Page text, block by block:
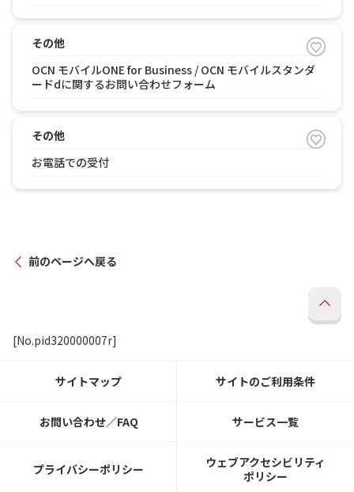
その他
OCN モバイルONE for Business / OCN モバイルスタンダ
ードdに関するお問い合わせフォーム
その他
お電話での受付
前のページへ戻る
[No.pid320000007r]
サイトマップ サイトのご利用条件
お問い合わせ／FAQ サービス一覧
プライバシーポリシー
ウェブアクセシビリティ
ポリシー